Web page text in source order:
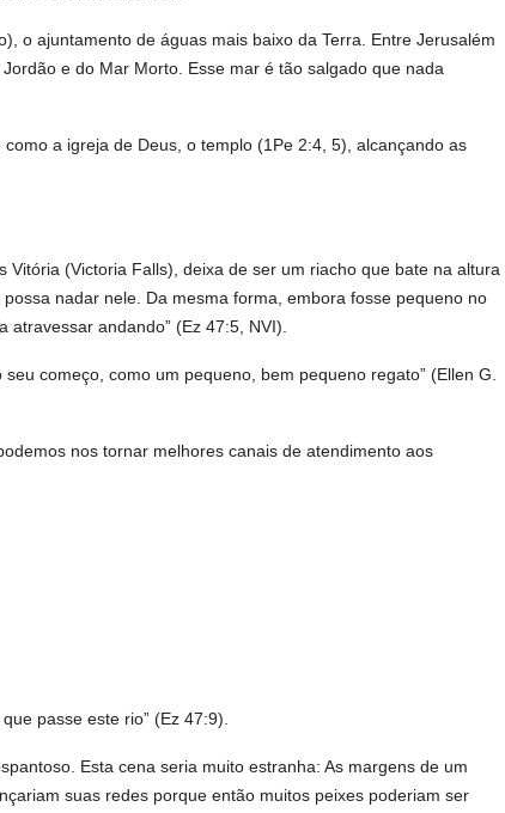
o ajuntamento de águas mais baixo da Terra. Entre Jerusalém
e do Mar Morto. Esse mar é tão salgado que nada
a igreja de Deus, o templo (1Pe 2:4, 5), alcançando as
(Victoria Falls), deixa de ser um riacho que bate na altura
nadar nele. Da mesma forma, embora fosse pequeno no
andando” (Ez 47:5, NVI).
começo, como um pequeno, bem pequeno regato” (Ellen G.
nos tornar melhores canais de atendimento aos
passe este rio” (Ez 47:9).
Esta cena seria muito estranha: As margens de um
suas redes porque então muitos peixes poderiam ser